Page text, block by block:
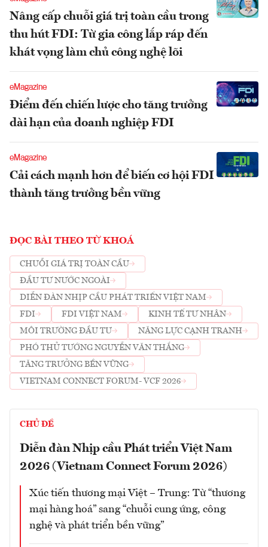
Nâng cấp chuỗi giá trị toàn cầu trong
thu hút FDI: Từ gia công lắp ráp đến
khát vọng làm chủ công nghệ lõi
eMagazine
Điểm đến chiến lược cho tăng trưởng
dài hạn của doanh nghiệp FDI
eMagazine
Cải cách mạnh hơn để biến cơ hội FDI
thành tăng trưởng bền vững
ĐỌC BÀI THEO TỪ KHOÁ
CHUỖI GIÁ TRỊ TOÀN CẦU
ĐẦU TƯ NƯỚC NGOÀI
DIỄN ĐÀN NHỊP CẦU PHÁT TRIỂN VIỆT NAM
FDI
FDI VIỆT NAM
KINH TẾ TƯ NHÂN
MÔI TRƯỜNG ĐẦU TƯ
NĂNG LỰC CẠNH TRANH
PHÓ THỦ TƯỚNG NGUYỄN VĂN THẮNG
TĂNG TRƯỞNG BỀN VỮNG
VIETNAM CONNECT FORUM- VCF 2026
CHỦ ĐỀ
Diễn đàn Nhịp cầu Phát triển Việt Nam
2026 (Vietnam Connect Forum 2026)
Xúc tiến thương mại Việt – Trung: Từ “thương
mại hàng hoá” sang “chuỗi cung ứng, công
nghệ và phát triển bền vững”